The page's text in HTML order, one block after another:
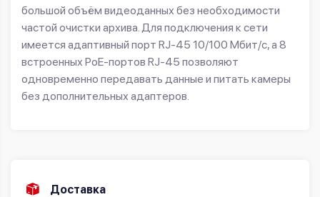
большой объём видеоданных без необходимости
частой очистки архива. Для подключения к сети
имеется адаптивный порт RJ-45 10/100 Мбит/с, а 8
встроенных PoE-портов RJ-45 позволяют
одновременно передавать данные и питать камеры
без дополнительных адаптеров.
Доставка